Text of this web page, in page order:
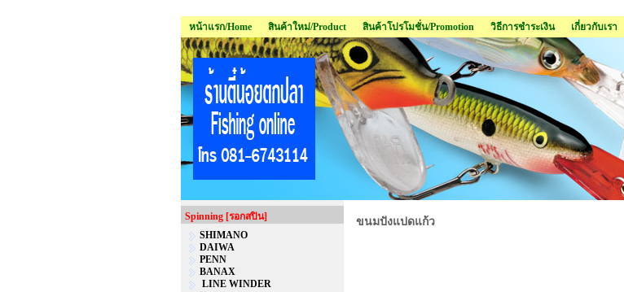
หน้าแรก/Home สินค้าใหม่/Product สินค้าโปรโมชั่น/Promotion วิธีการชำระเงิน เกี่ยวกับเรา
Spinning [รอกสปิน]
SHIMANO
DAIWA
PENN
BANAX
LINE WINDER
ขนมปังแปดแก้ว